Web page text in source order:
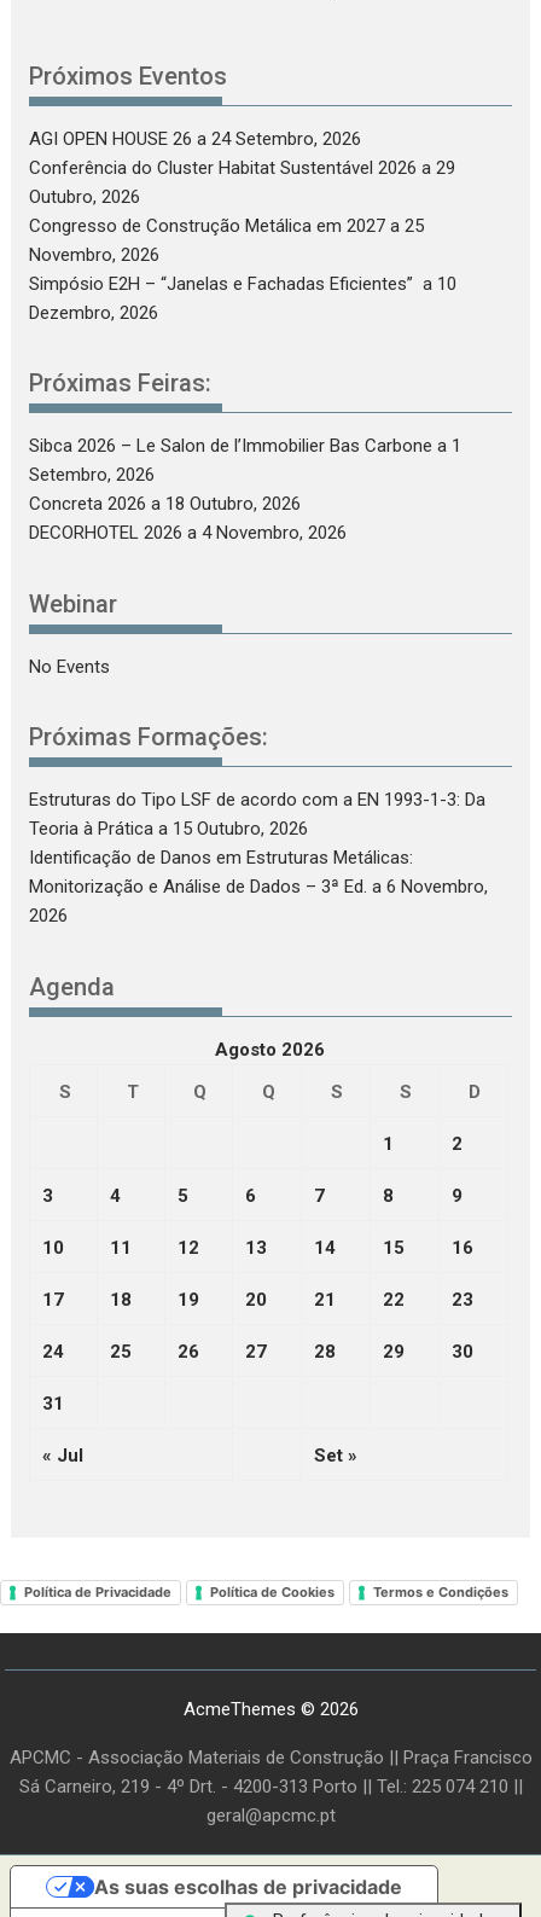
Próximos Eventos
AGI OPEN HOUSE 26 a 24 Setembro, 2026
Conferência do Cluster Habitat Sustentável 2026 a 29
Outubro, 2026
Congresso de Construção Metálica em 2027 a 25
Novembro, 2026
Simpósio E2H – “Janelas e Fachadas Eficientes” a 10
Dezembro, 2026
Próximas Feiras:
Sibca 2026 – Le Salon de l’Immobilier Bas Carbone a 1
Setembro, 2026
Concreta 2026 a 18 Outubro, 2026
DECORHOTEL 2026 a 4 Novembro, 2026
Webinar
No Events
Próximas Formações:
Estruturas do Tipo LSF de acordo com a EN 1993-1-3: Da
Teoria à Prática a 15 Outubro, 2026
Identificação de Danos em Estruturas Metálicas:
Monitorização e Análise de Dados – 3ª Ed. a 6 Novembro,
2026
Agenda
Agosto 2026
S
T Q Q S S D
1 2
3 4 5 6 7 8 9
10 11 12 13 14 15 16
17 18 19 20 21 22 23
24 25 26 27 28 29 30
31
« Jul Set »
Política de Privacidade Política de Cookies Termos e Condições
AcmeThemes © 2026
APCMC - Associação Materiais de Construção || Praça Francisco
Sá Carneiro, 219 - 4º Drt. - 4200-313 Porto || Tel.: 225 074 210 ||
geral@apcmc.pt
As suas escolhas de privacidade